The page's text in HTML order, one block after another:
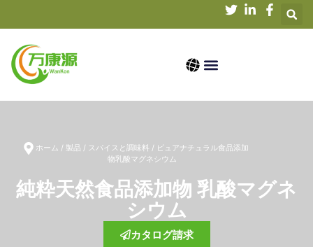
ホーム / 製品 / スパイスと調味料 / ピュアナチュラル食品添加
物乳酸マグネシウム
純粋天然食品添加物 乳酸マグネ
シウム
カタログ請求